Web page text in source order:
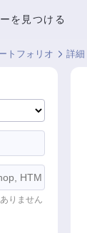
を見つける
トフォリオ 詳細
りません